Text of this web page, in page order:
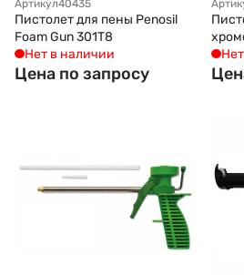
Артикул40435
Пистолет для пены Penosil
Foam Gun 301T8
Нет в наличии
Цена по запросу